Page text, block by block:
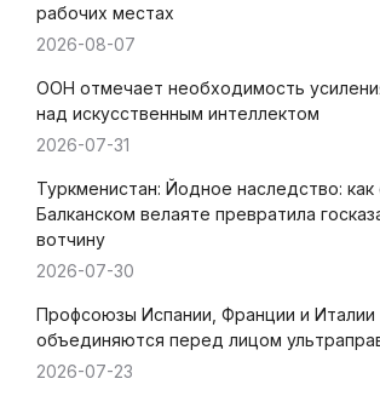
рабочих местах
2026-08-07
ООН отмечает необходимость
над искусственным интеллектом
2026-07-31
Туркменистан: Йодное наследство: как
Балканском велаяте превратила
вотчину
2026-07-30
Профсоюзы Испании, Франции и Италии
объединяются перед лицом
2026-07-23